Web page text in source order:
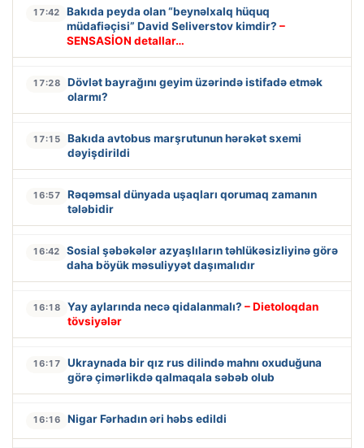
17:42
Bakıda peyda olan “beynəlxalq hüquq
müdafiəçisi” David Seliverstov kimdir? –
SENSASİON detallar…
17:28
Dövlət bayrağını geyim üzərində istifadə etmək
olarmı?
17:15
Bakıda avtobus marşrutunun hərəkət sxemi
dəyişdirildi
16:57
Rəqəmsal dünyada uşaqları qorumaq zamanın
tələbidir
16:42
Sosial şəbəkələr azyaşlıların təhlükəsizliyinə görə
daha böyük məsuliyyət daşımalıdır
16:18 Yay aylarında necə qidalanmalı? – Dietoloqdan
tövsiyələr
16:17
Ukraynada bir qız rus dilində mahnı oxuduğuna
görə çimərlikdə qalmaqala səbəb olub
16:16 Nigar Fərhadın əri həbs edildi